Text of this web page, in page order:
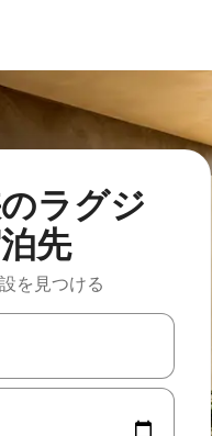
ラグジ
先
を見つける
の矢印キーを使って移動